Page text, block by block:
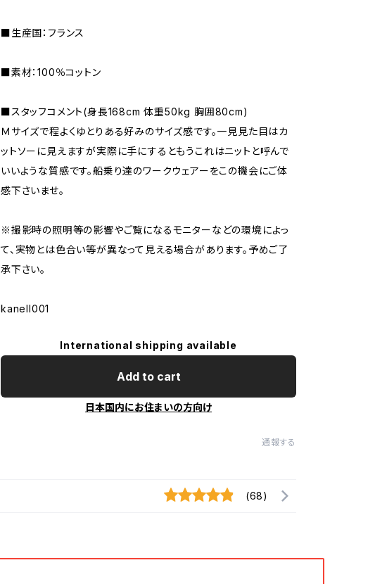
■生産国：フランス
■素材：100％コットン
■スタッフコメント(身長168cm 体重50kg 胸囲80cm)
Ｍサイズで程よくゆとりある好みのサイズ感です。一見見た目はカ
ットソーに見えますが実際に手にするともうこれはニットと呼んで
いいような質感です。船乗り達のワークウェアーをこの機会にご体
感下さいませ。
※撮影時の照明等の影響やご覧になるモニターなどの環境によっ
て、実物とは色合い等が異なって見える場合があります。予めご了
承下さい。
kanell001
International shipping available
Add to cart
日本国内にお住まいの方向け
通報する
(68)